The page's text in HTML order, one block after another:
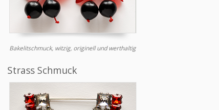
Bakelitschmuck, witzig, originell und werthaltig
Strass Schmuck